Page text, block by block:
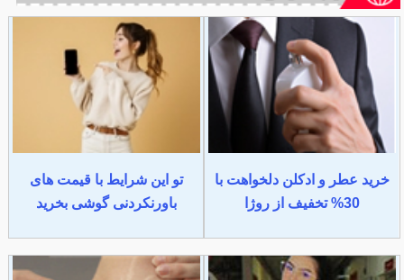
خرید عطر و ادکلن دلخواهت با
30% تخفیف از روژا
تو این شرایط با قیمت های
باورنکردنی گوشی بخرید